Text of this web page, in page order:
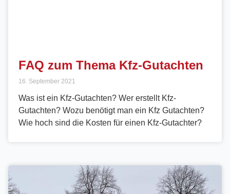
FAQ zum Thema Kfz-Gutachten
16. September 2021
Was ist ein Kfz-Gutachten? Wer erstellt Kfz-
Gutachten? Wozu benötigt man ein Kfz Gutachten?
Wie hoch sind die Kosten für einen Kfz-Gutachter?